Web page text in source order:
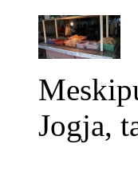
Jogja,